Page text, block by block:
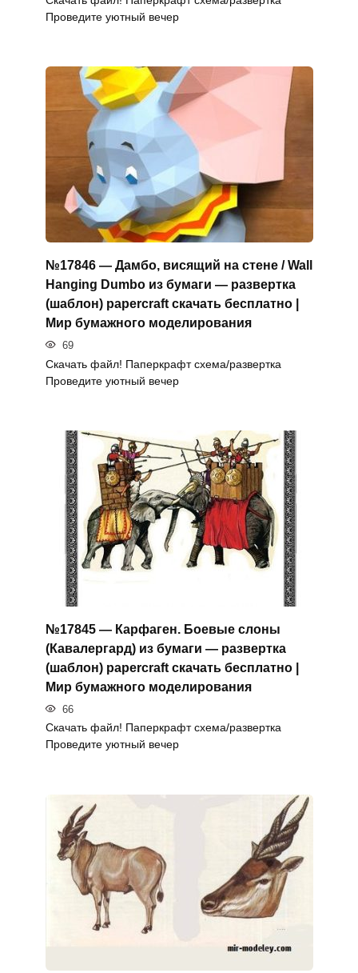
Проведите уютный вечер
№17846 — Дамбо, висящий на стене / Wall
Hanging Dumbo из бумаги — развертка
(шаблон) papercraft скачать бесплатно |
Мир бумажного моделирования
69
Скачать файл! Паперкрафт схема/развертка
Проведите уютный вечер
№17845 — Карфаген. Боевые слоны
(Кавалергард) из бумаги — развертка
(шаблон) papercraft скачать бесплатно |
Мир бумажного моделирования
66
Скачать файл! Паперкрафт схема/развертка
Проведите уютный вечер